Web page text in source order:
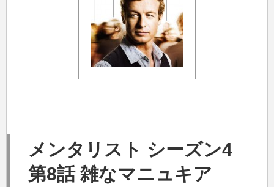
メンタリスト シーズン4
第8話 雑なマニュキア